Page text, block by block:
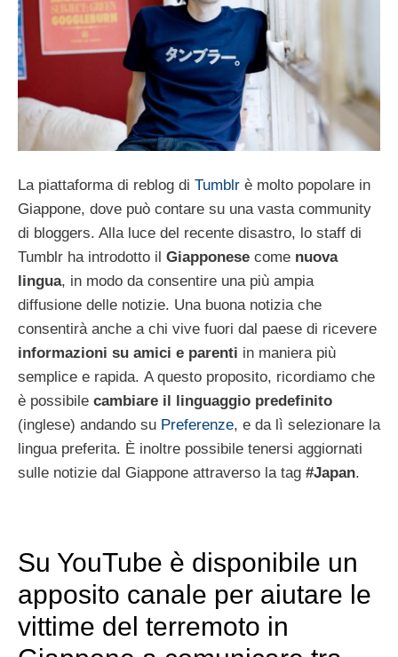
La piattaforma di reblog di Tumblr è molto popolare in
Giappone, dove può contare su una vasta community
di bloggers. Alla luce del recente disastro, lo staff di
Tumblr ha introdotto il Giapponese come nuova
lingua, in modo da consentire una più ampia
diffusione delle notizie. Una buona notizia che
consentirà anche a chi vive fuori dal paese di ricevere
informazioni su amici e parenti in maniera più
semplice e rapida. A questo proposito, ricordiamo che
è possibile cambiare il linguaggio predefinito
(inglese) andando su Preferenze, e da lì selezionare la
lingua preferita. È inoltre possibile tenersi aggiornati
sulle notizie dal Giappone attraverso la tag #Japan.
Su YouTube è disponibile un
apposito canale per aiutare le
vittime del terremoto in